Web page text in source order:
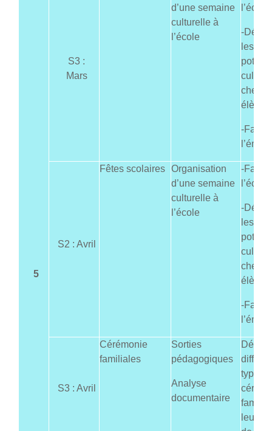
5
S3 :
Mars
d’une semaine
culturelle à
l’école
l’école
-
les
chez
élèves
-
S2 : Avril
Fêtes scolaires Organisation
d’une semaine
culturelle à
l’école
-Faire
l’école
-
les
chez
élèves
-
S3 : Avril
Cérémonie
familiales
Sorties
pédagogiques
Analyse
documentaire
types
leurs